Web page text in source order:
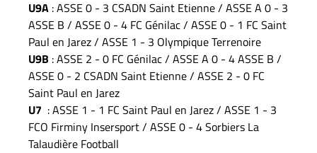
U9A : ASSE 0 - 3 CSADN Saint Etienne / ASSE A 0 - 3
ASSE B / ASSE 0 - 4 FC Génilac / ASSE 0 - 1 FC Saint
Paul en Jarez / ASSE 1 - 3 Olympique Terrenoire
U9B : ASSE 2 - 0 FC Génilac / ASSE A 0 - 4 ASSE B /
ASSE 0 - 2 CSADN Saint Etienne / ASSE 2 - 0 FC
Saint Paul en Jarez
U7 : ASSE 1 - 1 FC Saint Paul en Jarez / ASSE 1 - 3
FCO Firminy Insersport / ASSE 0 - 4 Sorbiers La
Talaudière Football